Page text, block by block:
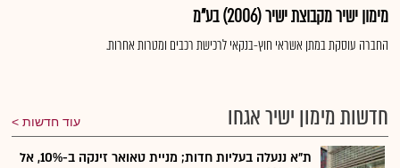
מימון ישיר מקבוצת ישיר (2006) בע"מ
החברה עוסקת במתן אשראי חוץ-בנקאי לרכישת רכבים ומטרות אחרות.
חדשות מימון ישיר אגחו עוד חדשות
ת"א ננעלה בעליות חדות; מניית טאואר זינקה ב-10%, אל